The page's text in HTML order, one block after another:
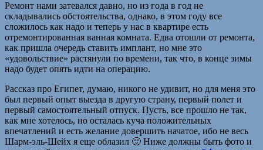
Ремонт нами затевался давно, но из года в год не
складывались обстоятельства, однако, в этом году все
сложилось как надо и теперь у нас в квартире есть
отремонтированная ванная комната. Едва отошли от ремонта,
как пришла очередь ставить имплант, но мне это
«удовольствие» растянули по времени, так что, в конце зимы
надо будет опять идти на операцию.
Рассказ про Египет, думаю, никого не удивит, но для меня это
был первый опыт выезда в другую страну, первый полет и
первый самостоятельный отпуск. Пусть, все прошло не так,
как мне хотелось, но осталась куча положительных
впечатлений и есть желание довершить начатое, ибо не весь
Шарм-эль-Шейх я еще облазил 🙂 Ниже должны быть фото и